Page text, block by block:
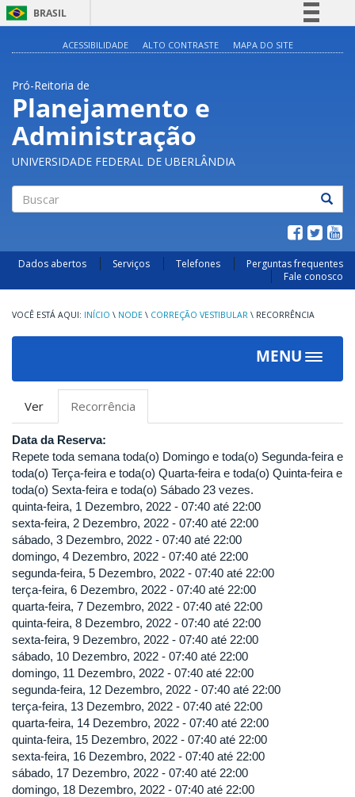
BRASIL
Acesso à informação
ACESSIBILIDADE ALTO CONTRASTE MAPA DO SITE
Pró-Reitoria de
Planejamento e
Administração
UNIVERSIDADE FEDERAL DE UBERLÂNDIA
Dados abertos Serviços Telefones
Perguntas frequentes
Fale conosco
INÍCIO \ NODE \ CORREÇÃO VESTIBULAR \ RECORRÊNCIA
MENU
Toggle
Abas
primárias
Ver Recorrência
ativa)
Data da Reserva:
Repete toda semana toda(o) Domingo e toda(o) Segunda-feira e
toda(o) Terça-feira e toda(o) Quarta-feira e toda(o) Quinta-feira e
toda(o) Sexta-feira e toda(o) Sábado 23 vezes.
quinta-feira, 1 Dezembro, 2022 - 07:40 até 22:00
sexta-feira, 2 Dezembro, 2022 - 07:40 até 22:00
sábado, 3 Dezembro, 2022 - 07:40 até 22:00
domingo, 4 Dezembro, 2022 - 07:40 até 22:00
segunda-feira, 5 Dezembro, 2022 - 07:40 até 22:00
terça-feira, 6 Dezembro, 2022 - 07:40 até 22:00
quarta-feira, 7 Dezembro, 2022 - 07:40 até 22:00
quinta-feira, 8 Dezembro, 2022 - 07:40 até 22:00
sexta-feira, 9 Dezembro, 2022 - 07:40 até 22:00
sábado, 10 Dezembro, 2022 - 07:40 até 22:00
domingo, 11 Dezembro, 2022 - 07:40 até 22:00
segunda-feira, 12 Dezembro, 2022 - 07:40 até 22:00
terça-feira, 13 Dezembro, 2022 - 07:40 até 22:00
quarta-feira, 14 Dezembro, 2022 - 07:40 até 22:00
quinta-feira, 15 Dezembro, 2022 - 07:40 até 22:00
sexta-feira, 16 Dezembro, 2022 - 07:40 até 22:00
sábado, 17 Dezembro, 2022 - 07:40 até 22:00
domingo, 18 Dezembro, 2022 - 07:40 até 22:00